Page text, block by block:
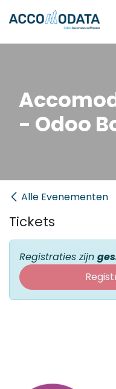
Overslaan naar inhoud
- Odoo
Alle Evenementen
Tickets
Registraties zijn